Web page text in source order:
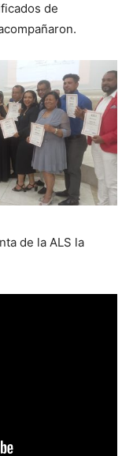
de
de la ALS la